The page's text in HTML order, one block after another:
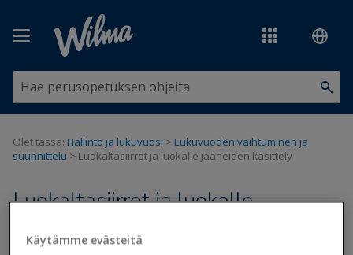
Olet tässä: Hallinto ja lukuvuosi > Lukuvuoden vaihtuminen ja
suunnittelu > Luokaltasiirrot ja luokalle jääneiden käsittely
Luokaltasiirrot ja luokalle
jääneiden käsittely
Käytämme evästeitä